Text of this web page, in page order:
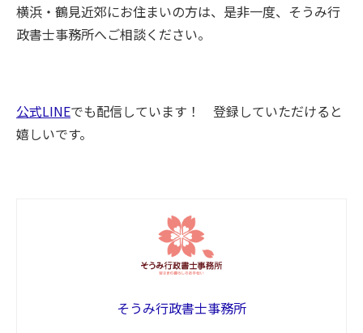
横浜・鶴見近郊にお住まいの方は、是非一度、そうみ行
政書士事務所へご相談ください。
公式LINEでも配信しています！ 登録していただけると
嬉しいです。
そうみ行政書士事務所